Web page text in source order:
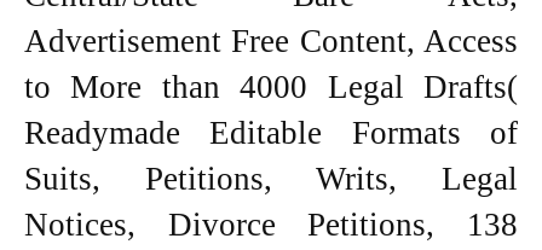
Advertisement Free Content, Access
to More than 4000 Legal Drafts(
Readymade Editable Formats of
Suits, Petitions, Writs, Legal
Notices, Divorce Petitions, 138